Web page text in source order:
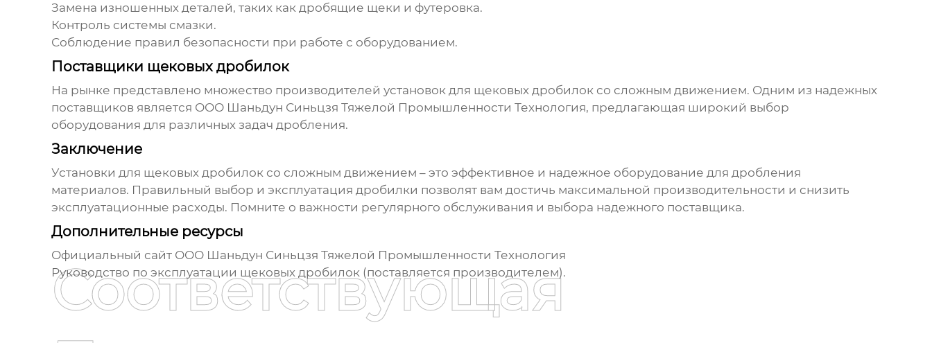
Замена изношенных деталей, таких как дробящие щеки и футеровка.
Контроль системы смазки.
Соблюдение правил безопасности при работе с оборудованием.
Поставщики щековых дробилок
На рынке представлено множество производителей установок для щековых дробилок со сложным движением. Одним из надежных
поставщиков является ООО Шаньдун Синьцзя Тяжелой Промышленности Технология, предлагающая широкий выбор
оборудования для различных задач дробления.
Заключение
Установки для щековых дробилок со сложным движением – это эффективное и надежное оборудование для дробления
материалов. Правильный выбор и эксплуатация дробилки позволят вам достичь максимальной производительности и снизить
эксплуатационные расходы. Помните о важности регулярного обслуживания и выбора надежного поставщика.
Дополнительные ресурсы
Официальный сайт ООО Шаньдун Синьцзя Тяжелой Промышленности Технология
Руководство по эксплуатации щековых дробилок (поставляется производителем).
Соответствующая